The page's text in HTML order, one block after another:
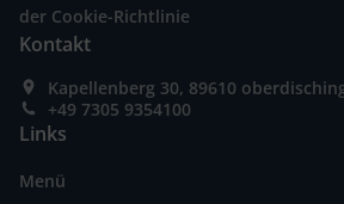
der Cookie-Richtlinie
Kontakt
Kapellenberg 30, 89610
+49 7305 9354100
Links
Menü